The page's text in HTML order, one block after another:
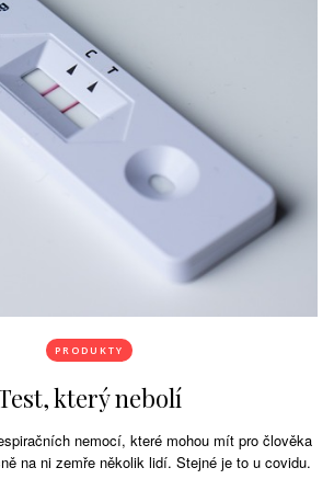
PRODUKTY
který nebolí
nemocí, které mohou mít pro člověka
na ni zemře několik lidí. Stejné je to u covidu.